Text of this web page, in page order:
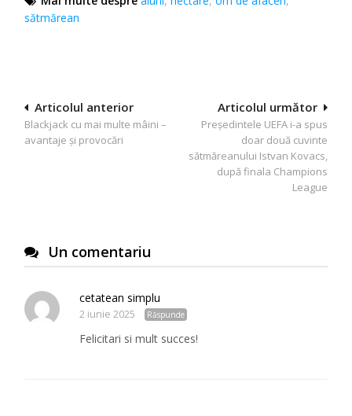
sătmărean
Navigare
în
Articolul următor
Președintele UEFA i-a spus
doar două cuvinte
sătmăreanului Istvan Kovacs,
după finala Champions
League
Articolul anterior
Blackjack cu mai multe mâini –
avantaje și provocări
Un comentariu
cetatean simplu
2 iunie 2025 Răspunde
Felicitari si mult succes!